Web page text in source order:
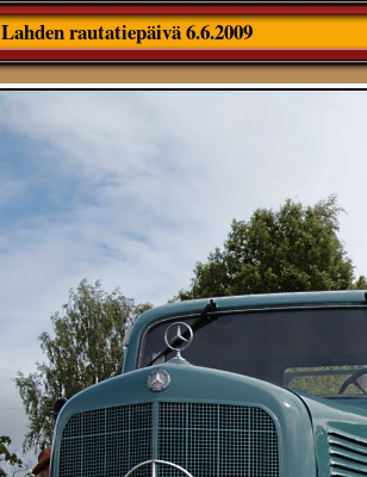
Lahden rautatiepäivä 6.6.2009